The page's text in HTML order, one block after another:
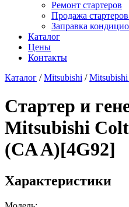
Ремонт стартеров
Продажа
Заправка
Каталог
Цены
Контакты
Каталог /Mitsubishi /
Стартер и
Mitsubishi
(CA A)[4G92]
Характеристики